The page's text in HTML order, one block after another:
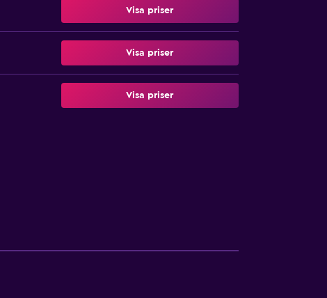
Visa priser
Visa priser
Visa priser